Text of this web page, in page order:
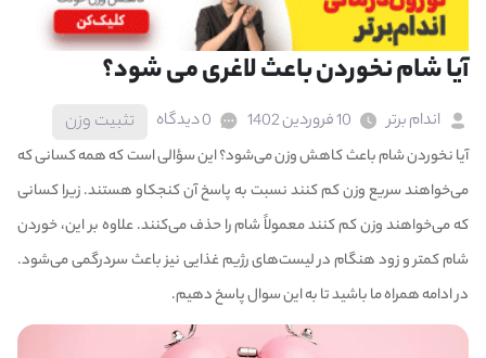
آیا شام نخوردن باعث لاغری می شود؟
اندام برتر تثبیت وزن
آیا نخوردن شام باعث کاهش وزن می‌شود؟ این سؤالی است که همه کسانی که
می‌خواهند سریع وزن کم کنند نسبت به پاسخ آن کنجکاو هستند. زیرا کسانی
که می‌خواهند وزن کم کنند معمولاً شام را حذف می‌کنند. علاوه بر این، خوردن
شام کمتر و زود هنگام در لیست‌های رژیم غذایی نیز باعث سردرگمی می‌شود.
در ادامه همراه ما باشید تا به این سوال پاسخ دهیم.